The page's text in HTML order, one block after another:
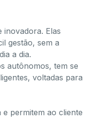
inovadora. Elas
gestão, sem a
a dia.
autônomos, tem se
voltadas para
permitem ao cliente